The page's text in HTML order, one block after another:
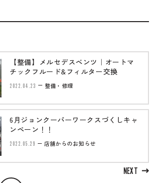
【整備】メルセデスベンツ｜オートマ
チックフルード&フィルター交換
2022.04.23 整備・修理
NEXT
6月ジョンクーパーワークスづくしキャ
ンペーン！！
2022.05.29 店舗からのお知らせ